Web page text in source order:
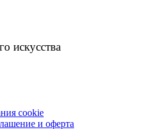
искусства
cookie
и оферта